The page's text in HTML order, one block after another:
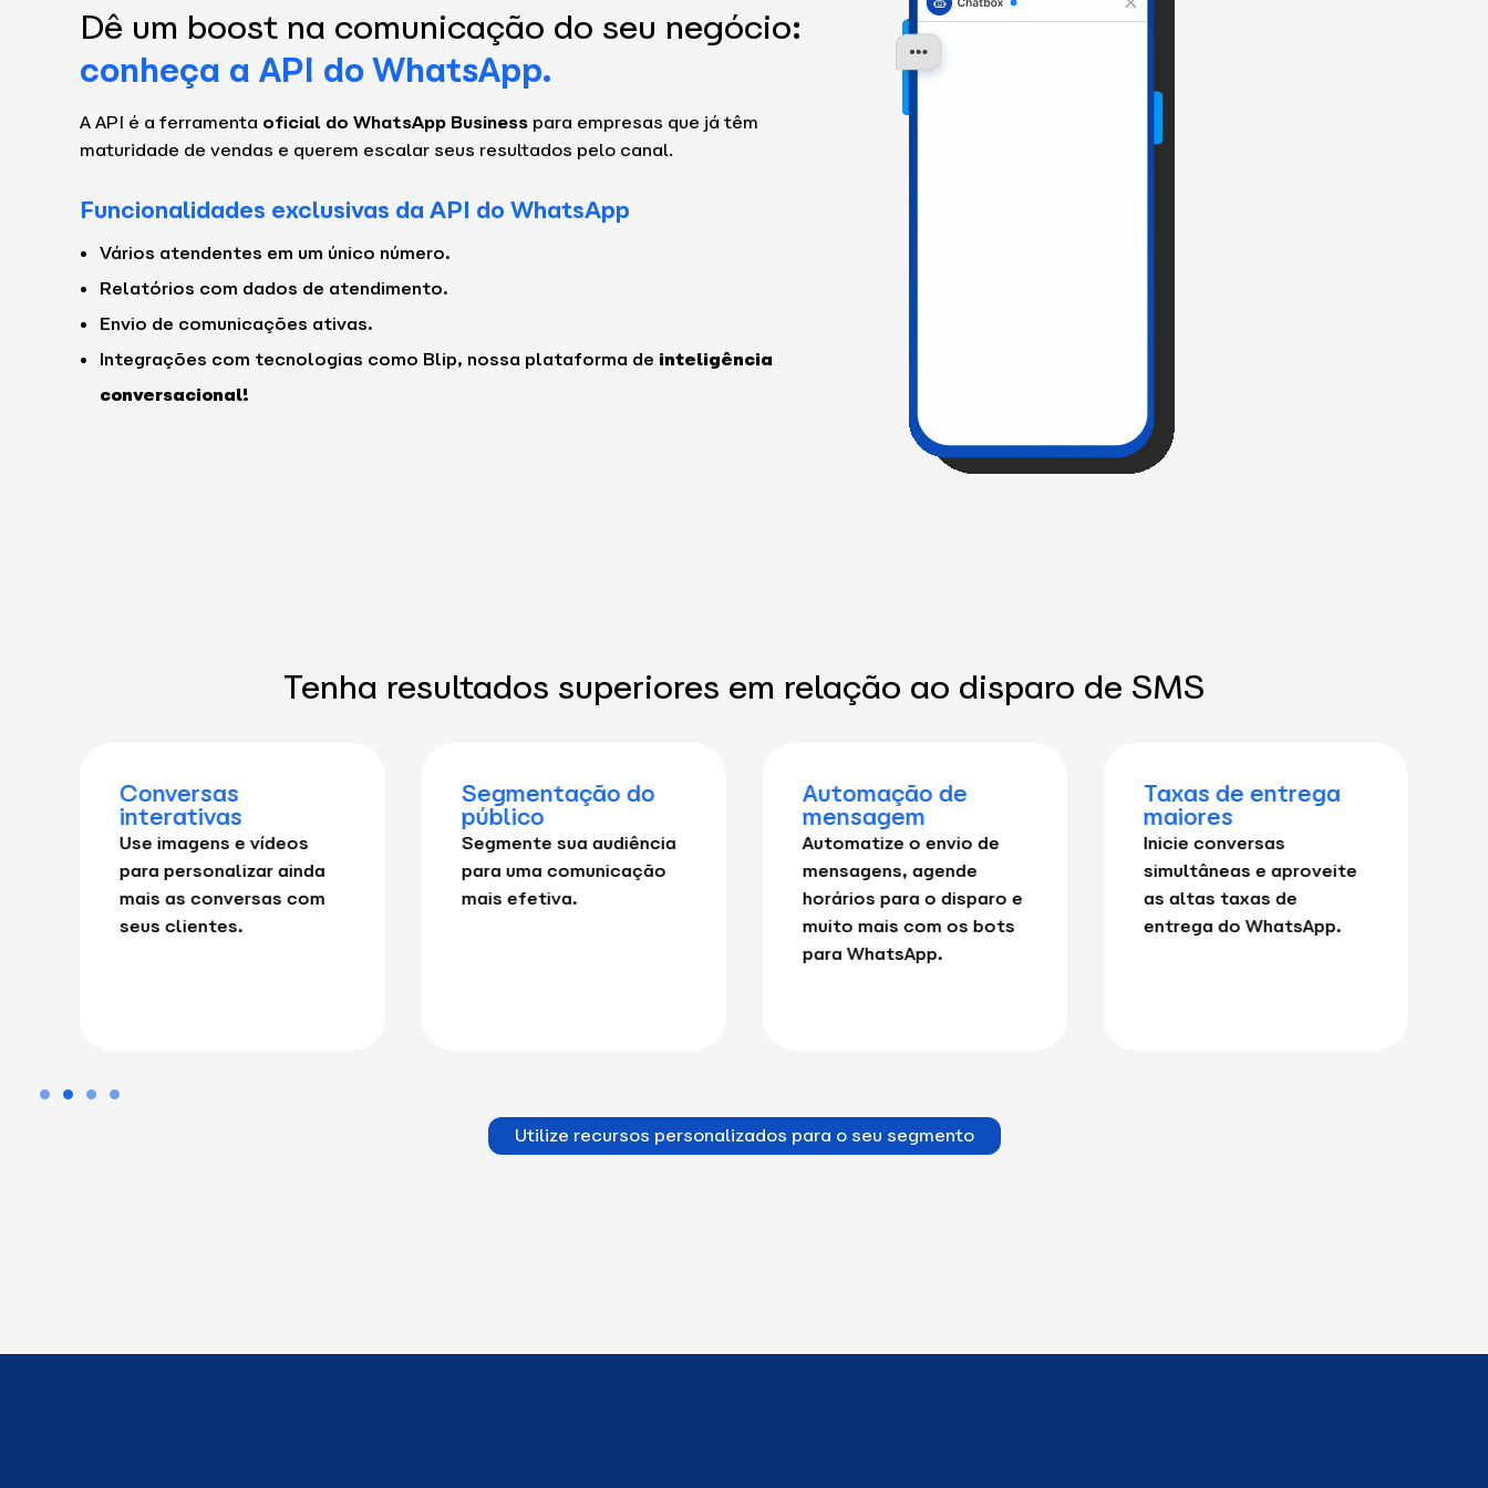
Dê um boost na comunicação do seu negócio:
conheça a API do WhatsApp.
A API é a ferramenta oficial do WhatsApp Businesspara empresas que já têm
maturidade de vendas e querem escalar seus resultados pelo canal.
Funcionalidades exclusivas da API do WhatsApp
Vários atendentes em um único número.
Relatórios com dados de atendimento.
Envio de comunicações ativas.
Integrações com tecnologias como Blip, nossa plataforma de inteligência
conversacional!
Tenha resultados superiores em relação ao disparo de SMS
Conversas
interativas
Use imagens e vídeos
para personalizar ainda
mais as conversas com
seus clientes.
Segmentação do
público
Segmente sua audiência
para uma comunicação
mais efetiva.
Automação de
mensagem
Automatize o envio de
mensagens, agende
horários para o disparo e
muito mais com os bots
para WhatsApp.
Taxas de entrega
maiores
Inicie conversas
simultâneas e aproveite
as altas taxas de
entrega do WhatsApp.
Utilize recursos personalizados para o seu segmento